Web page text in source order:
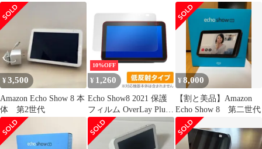
for Amazon Echo Show 8
第2世代 2021年モデル
ペーパーライク フィル
¥3,500
Amazon Echo Show 8 本
体 第2世代
10%OFF
¥ 1,260
Echo Show8 2021 保護
フィルム OverLay Plus
for Amazon Echo Show 8
第2世代 2021年モデル
液晶保護 アンチグレア
¥8,000
【割と美品】Amazon
Echo Show 8 第二世代